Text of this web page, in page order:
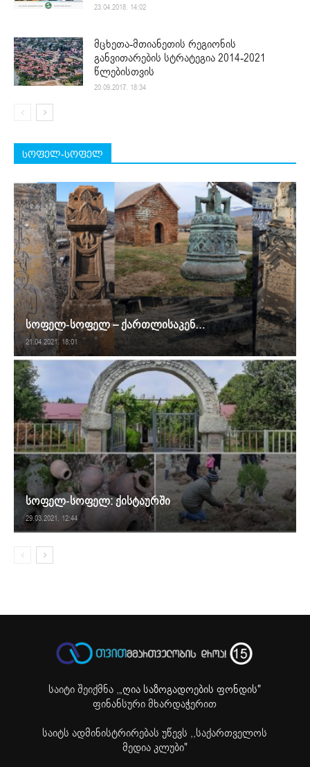
23.04.2018. 14:02
მცხეთა-მთიანეთის რეგიონის
განვითარების სტრატეგია 2014-2021
წლებისთვის
20.09.2017. 18:34
სოფელ-სოფელ
სოფელ-სოფელ – ქართლისაკენ…
21.04.2021. 18:01
სოფელ-სოფელ: ქისტაურში
29.03.2021. 12:44
საიტი შეიქმნა ,„ღია საზოგადოების ფონდის"
ფინანსური მხარდაჭერით
საიტს ადმინისტრირებას უწევს ,,საქართველოს
მედია კლუბი"